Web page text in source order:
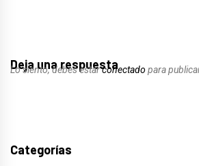
Deja una respuesta
Lo siento, debes estarconectado para
Categorías